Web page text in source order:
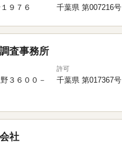
９７６ 千葉県 第007216号
査事務所
３６００－
許可
千葉県 第017367号
社